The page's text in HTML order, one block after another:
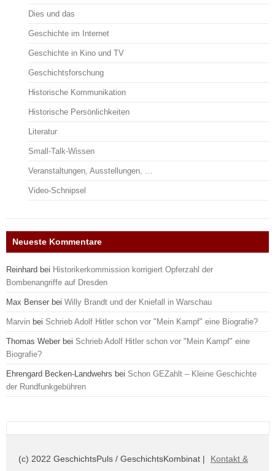
Dies und das
Geschichte im Internet
Geschichte in Kino und TV
Geschichtsforschung
Historische Kommunikation
Historische Persönlichkeiten
Literatur
Small-Talk-Wissen
Veranstaltungen, Ausstellungen, …
Video-Schnipsel
Neueste Kommentare
Reinhard bei Historikerkommission korrigiert Opferzahl der
Bombenangriffe auf Dresden
Max Benser bei Willy Brandt und der Kniefall in Warschau
Marvin bei Schrieb Adolf Hitler schon vor "Mein Kampf" eine Biografie?
Thomas Weber bei Schrieb Adolf Hitler schon vor "Mein Kampf" eine
Biografie?
Ehrengard Becken-Landwehrs bei Schon GEZahlt – Kleine Geschichte
der Rundfunkgebühren
(c) 2022 GeschichtsPuls / GeschichtsKombinat | Kontakt &